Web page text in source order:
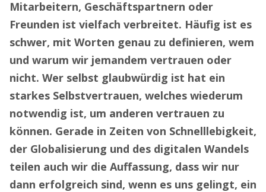
Mitarbeitern, Geschäftspartnern oder
Freunden ist vielfach verbreitet. Häufig ist es
schwer, mit Worten genau zu definieren, wem
und warum wir jemandem vertrauen oder
nicht. Wer selbst glaubwürdig ist hat ein
starkes Selbstvertrauen, welches wiederum
notwendig ist, um anderen vertrauen zu
können. Gerade in Zeiten von Schnelllebigkeit,
der Globalisierung und des digitalen Wandels
teilen auch wir die Auffassung, dass wir nur
dann erfolgreich sind, wenn es uns gelingt, ein